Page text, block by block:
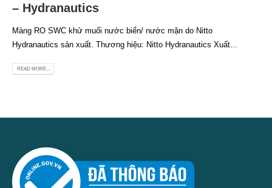
– Hydranautics
Màng RO SWC khử muối nước biển/ nước mặn do Nitto
Hydranautics sản xuất. Thương hiệu: Nitto Hydranautics Xuất...
READ MORE...